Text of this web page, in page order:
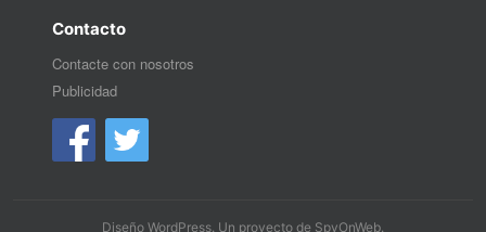
Contacto
Contacte con nosotros
Publicidad
Diseño WordPress. Un proyecto de SpyOnWeb.